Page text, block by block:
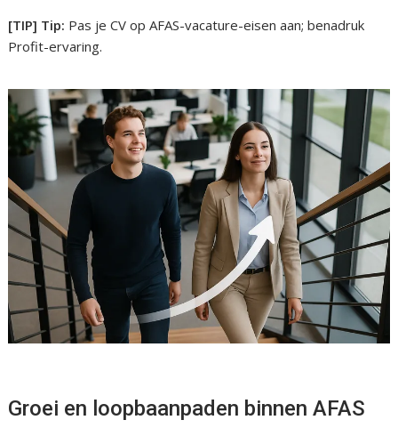
[TIP] Tip: Pas je CV op AFAS-vacature-eisen aan; benadruk
Profit-ervaring.
Groei en loopbaanpaden binnen AFAS